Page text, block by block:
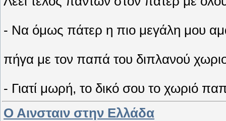
- Να όμως πάτερ η πιο μεγάλη μου
πήγα με τον παπά του διπλανού
- Γιατί μωρή, το δικό σου το χωριό
Ο Αινσταιν στην Ελλάδα